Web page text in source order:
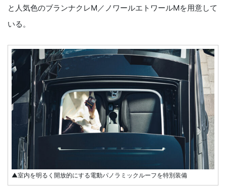
と人気色のブランナクレM／ノワールエトワールMを用意して
いる。
▲室内を明るく開放的にする電動パノラミックルーフを特別装備